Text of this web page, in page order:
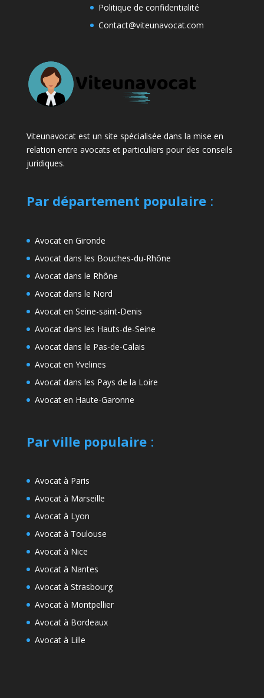
Politique de confidentialité
Contact@viteunavocat.com
Viteunavocat est un site spécialisée dans la mise en
relation entre avocats et particuliers pour des conseils
juridiques.
Par département populaire:
Avocat en Gironde
Avocat dans les Bouches-du-Rhône
Avocat dans le Rhône
Avocat dans le Nord
Avocat en Seine-saint-Denis
Avocat dans les Hauts-de-Seine
Avocat dans le Pas-de-Calais
Avocat en Yvelines
Avocat dans les Pays de la Loire
Avocat en Haute-Garonne
Par ville populaire:
Avocat à Paris
Avocat à Marseille
Avocat à Lyon
Avocat à Toulouse
Avocat à Nice
Avocat à Nantes
Avocat à Strasbourg
Avocat à Montpellier
Avocat à Bordeaux
Avocat à Lille